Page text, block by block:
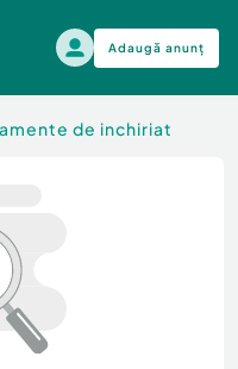
Adaugă anunț
de inchiriat